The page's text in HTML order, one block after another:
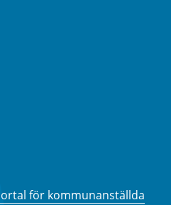
för kommunanställda